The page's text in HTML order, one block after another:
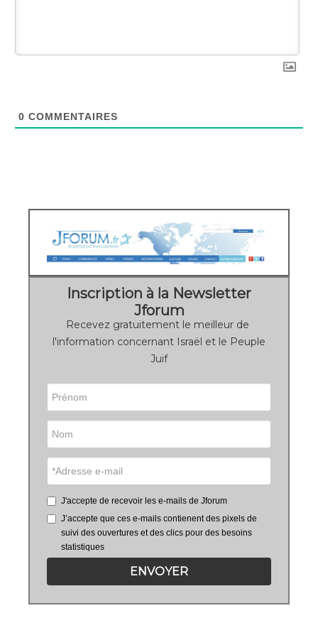
0 COMMENTAIRES
Inscription à la Newsletter
Jforum
Recevez gratuitement le meilleur de
l'information concernant Israël et le Peuple
Juif
J'accepte de recevoir les e-mails de Jforum
J’accepte que ces e-mails contienent des pixels de
suivi des ouvertures et des clics pour des besoins
statistiques
ENVOYER